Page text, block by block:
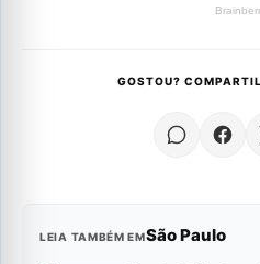
GOSTOU?
LEIA TAMBÉM EMSão Paulo